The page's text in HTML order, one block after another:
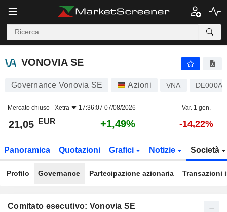
VONOVIA SE
VONOVIA SE
Governance Vonovia SE Azioni VNA
Mercato chiuso - Xetra 17:36:07 07/08/2026 Var. 1 gen.
21,05 EUR +1,49% -14,22%
Panoramica Quotazioni Grafici Notizie Società
Profilo Governance Partecipazione azionaria Transazioni
Comitato esecutivo: Vonovia SE